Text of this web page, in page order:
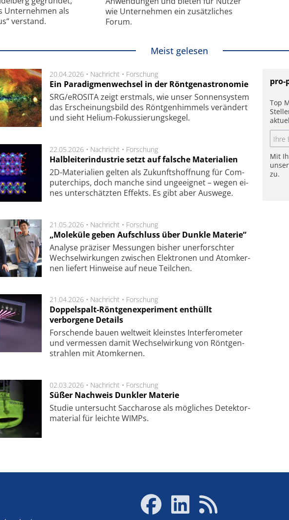
Unternehmen als
verstand.
wie Unternehmen ein zusätzliches
Forum.
Meist gelesen
20.04.2026 • Nachricht • Forschung
Ein Paradigmenwechsel in der Röntgenastronomie
SRG/eROSITA zeigt erst­mals, wie unser Son­nen­sys­tem
das Er­schei­nungs­bild des Rönt­gen­him­mels ver­än­dert
und sieht Helium-Fokus­sie­rungs­ke­gel.
22.05.2026 • Nachricht • Forschung
Halbleiterindustrie setzt auf falsche Materialien
2D-Mate­ri­a­li­en gel­ten als Zu­kunfts­hoff­nung für Com­
pu­ter­chips, doch man­che sind un­ge­eig­net – we­gen ei­
nes un­ter­schätz­ten Ef­fekts. Es gibt aber Aus­we­ge.
21.05.2026 • Nachricht • Forschung
„Moleküle geben Aufschluss über Dunkle Materie“
Analyse prä­zi­ser Mes­sung­en bis­her un­er­for­schter
Wech­sel­wir­kung­en zwi­schen Elek­tro­nen und Atom­ker­
nen lie­fert Hin­wei­se auf neue Teil­chen.
21.04.2026 • Nachricht • Forschung
Doppelspalt-Röntgenexperiment enthüllt
verborgene Details
For­schen­de bau­en welt­weit kleins­tes In­ter­fe­ro­me­ter
und ver­mes­sen da­mit Wech­sel­wir­kung von Rönt­gen­
strah­len mit Atom­ker­nen.
02.03.2026 • Nachricht • Forschung
Süßer Nachweis Dunkler Materie
Studie unter­sucht Saccha­ro­se als mög­li­ches De­tek­tor­
ma­te­rial für leich­te WIMPs.
pro-
Top
Mit
zu.